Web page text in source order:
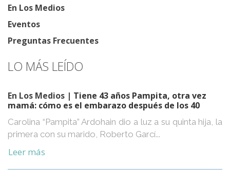
En Los Medios
Eventos
Preguntas Frecuentes
LO MÁS LEÍDO
En Los Medios | Tiene 43 años Pampita, otra vez
mamá: cómo es el embarazo después de los 40
Carolina “Pampita” Ardohain dio a luz a su quinta hija, la
primera con su marido, Roberto Garcí...
Leer más